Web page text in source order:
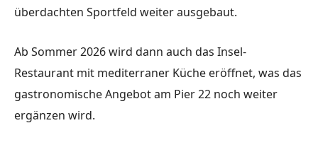
überdachten Sportfeld weiter ausgebaut.
Ab Sommer 2026 wird dann auch das Insel-
Restaurant mit mediterraner Küche eröffnet, was das
gastronomische Angebot am Pier 22 noch weiter
ergänzen wird.